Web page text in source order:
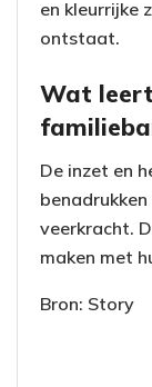
en kleurrijke
ontstaat.
Wat
De inzet en
veerkracht.
maken met
Bron: Story